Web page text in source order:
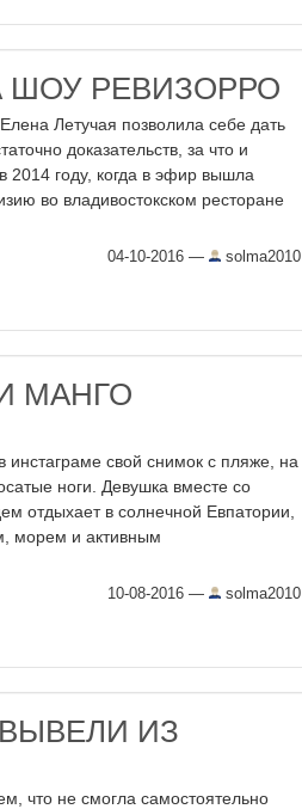
ШОУ РЕВИЗОРРО
Летучая позволила себе дать
доказательств, за что и
2014 году, когда в эфир вышла
во владивостокском ресторане
04-10-2016 — solma2010
МАНГО
свой снимок с пляже, на
ноги. Девушка вместе со
в солнечной Евпатории,
морем и активным
10-08-2016 — solma2010
ИЗ
что не смогла самостоятельно